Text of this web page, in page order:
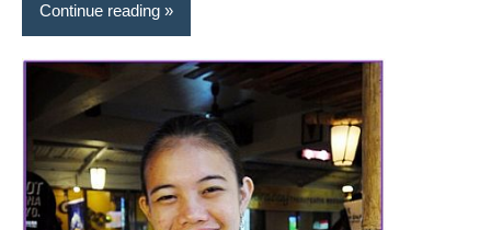
Continue reading